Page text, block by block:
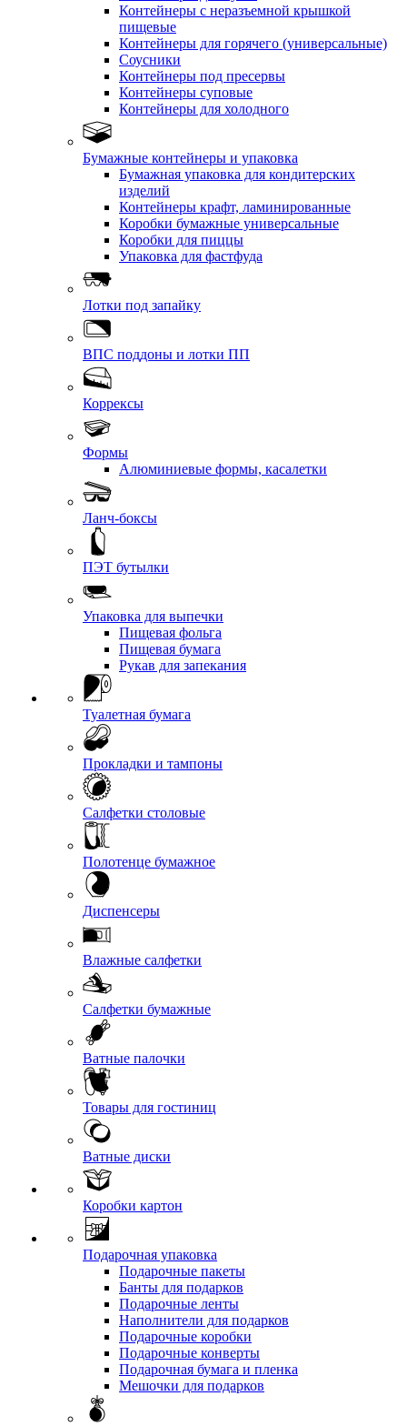
Контейнеры с неразъемной крышкой
пищевые
Контейнеры для горячего (универсальные)
Соусники
Контейнеры под пресервы
Контейнеры суповые
Контейнеры для холодного
Бумажные контейнеры и упаковка
Бумажная упаковка для кондитерских
изделий
Контейнеры крафт, ламинированные
Коробки бумажные универсальные
Коробки для пиццы
Упаковка для фастфуда
Лотки под запайку
ВПС поддоны и лотки ПП
Коррексы
Формы
Алюминиевые формы, касалетки
Ланч-боксы
ПЭТ бутылки
Упаковка для выпечки
Пищевая фольга
Пищевая бумага
Рукав для запекания
Туалетная бумага
Прокладки и тампоны
Салфетки столовые
Полотенце бумажное
Диспенсеры
Влажные салфетки
Салфетки бумажные
Ватные палочки
Товары для гостиниц
Ватные диски
Коробки картон
Подарочная упаковка
Подарочные пакеты
Банты для подарков
Подарочные ленты
Наполнители для подарков
Подарочные коробки
Подарочные конверты
Подарочная бумага и пленка
Мешочки для подарков